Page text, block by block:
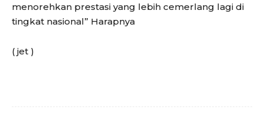
menorehkan prestasi yang lebih cemerlang lagi di
tingkat nasional” Harapnya
( jet )